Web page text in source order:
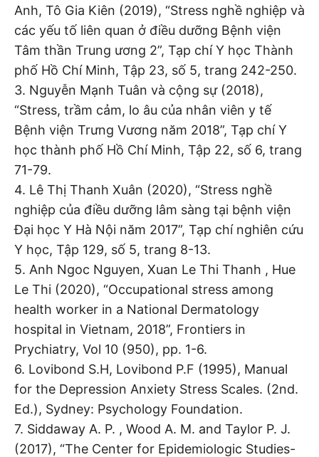
Anh, Tô Gia Kiên (2019), “Stress nghề nghiệp và
các yếu tố liên quan ở điều dưỡng Bệnh viện
Tâm thần Trung ương 2”, Tạp chí Y học Thành
phố Hồ Chí Minh, Tập 23, số 5, trang 242-250.
3. Nguyễn Mạnh Tuân và cộng sự (2018),
“Stress, trầm cảm, lo âu của nhân viên y tế
Bệnh viện Trưng Vương năm 2018”, Tạp chí Y
học thành phố Hồ Chí Minh, Tập 22, số 6, trang
71-79.
4. Lê Thị Thanh Xuân (2020), “Stress nghề
nghiệp của điều dưỡng lâm sàng tại bệnh viện
Đại học Y Hà Nội năm 2017”, Tạp chí nghiên cứu
Y học, Tập 129, số 5, trang 8-13.
5. Anh Ngoc Nguyen, Xuan Le Thi Thanh , Hue
Le Thi (2020), “Occupational stress among
health worker in a National Dermatology
hospital in Vietnam, 2018”, Frontiers in
Prychiatry, Vol 10 (950), pp. 1-6.
6. Lovibond S.H, Lovibond P.F (1995), Manual
for the Depression Anxiety Stress Scales. (2nd.
Ed.), Sydney: Psychology Foundation.
7. Siddaway A. P. , Wood A. M. and Taylor P. J.
(2017), “The Center for Epidemiologic Studies-